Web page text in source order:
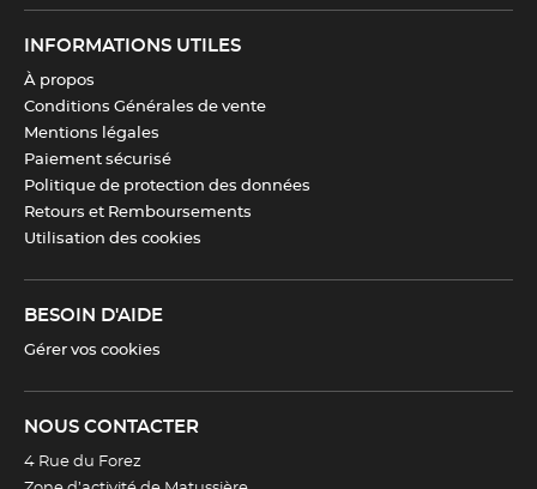
INFORMATIONS UTILES
À propos
Conditions Générales de vente
Mentions légales
Paiement sécurisé
Politique de protection des données
Retours et Remboursements
Utilisation des cookies
BESOIN D'AIDE
Gérer vos cookies
NOUS CONTACTER
4 Rue du Forez